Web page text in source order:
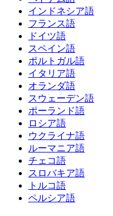
インドネシア語
フランス語
ドイツ語
スペイン語
ポルトガル語
イタリア語
オランダ語
スウェーデン語
ポーランド語
ロシア語
ウクライナ語
ルーマニア語
チェコ語
スロバキア語
トルコ語
ペルシア語